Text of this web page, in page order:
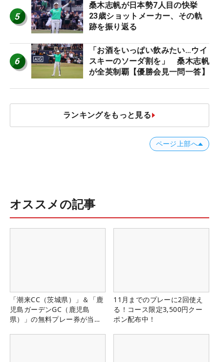
5
桑木志帆が日本勢7人目の快挙
23歳ショットメーカー、その軌
跡を振り返る
6
「お酒をいっぱい飲みたい…ウイ
スキーのソーダ割を」 桑木志帆
が全英制覇【優勝会見一問一答】
ランキングをもっと見る
ページ上部へ
オススメの記事
「潮来CC（茨城県）」＆「鹿
児島ガーデンGC（鹿児島
県）」の無料プレー券が当た
11月までのプレーに2回使え
る！コース限定3,500円クー
ポン配布中！